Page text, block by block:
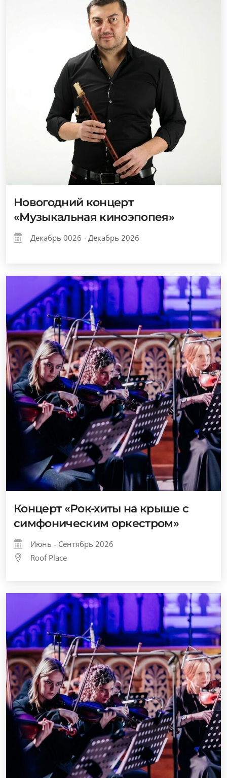
Новогодний концерт
«Музыкальная киноэпопея»
Декабрь 0026 - Декабрь 2026
Концерт «Рок-хиты на крыше с
симфоническим оркестром»
Июнь - Сентябрь 2026
Roof Place